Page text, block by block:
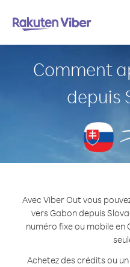
Comment
depuis
Avec Viber Out vous
vers Gabon depuis
numéro fixe ou mobile en
Achetez des crédits ou